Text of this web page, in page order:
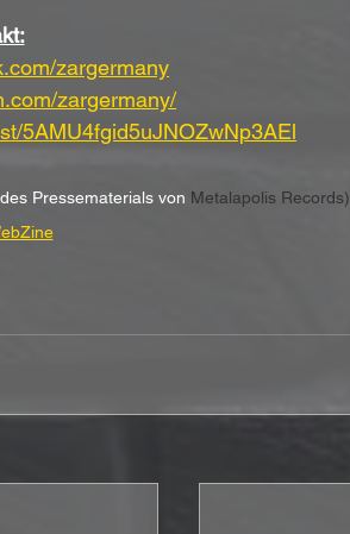
zargermany
zargermany/
5AMU4fgid5uJNOZwNp3AEl
Pressematerials von Metalapolis Records)